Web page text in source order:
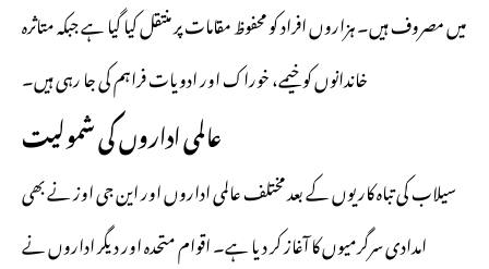
میں مصروف ہیں۔ ہزاروں افراد کو محفوظ مقامات پر منتقل کیا گیا ہے جبکہ متاثرہ
خاندانوں کو خیمے، خوراک اور ادویات فراہم کی جا رہی ہیں۔
عالمی اداروں کی شمولیت
سیلاب کی تباہ کاریوں کے بعد مختلف عالمی اداروں اور این جی اوز نے بھی
امدادی سرگرمیوں کا آغاز کر دیا ہے۔ اقوام متحدہ اور دیگر اداروں نے